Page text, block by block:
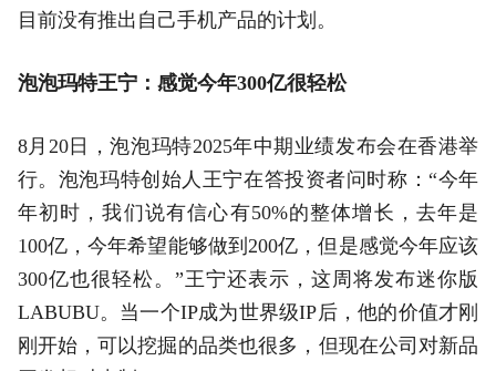
目前没有推出自己手机产品的计划。
泡泡玛特王宁：感觉今年300亿很轻松
8月20日，泡泡玛特2025年中期业绩发布会在香港举
行。泡泡玛特创始人王宁在答投资者问时称：“今年
年初时，我们说有信心有50%的整体增长，去年是
100亿，今年希望能够做到200亿，但是感觉今年应该
300亿也很轻松。”王宁还表示，这周将发布迷你版
LABUBU。当一个IP成为世界级IP后，他的价值才刚
刚开始，可以挖掘的品类也很多，但现在公司对新品